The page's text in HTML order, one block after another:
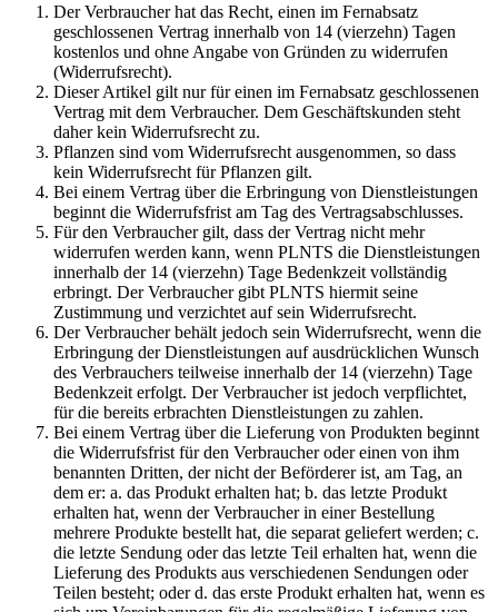
Der Verbraucher hat das Recht, einen im Fernabsatz
geschlossenen Vertrag innerhalb von 14 (vierzehn) Tagen
kostenlos und ohne Angabe von Gründen zu widerrufen
(Widerrufsrecht).
Dieser Artikel gilt nur für einen im Fernabsatz geschlossenen
Vertrag mit dem Verbraucher. Dem Geschäftskunden steht
daher kein Widerrufsrecht zu.
Pflanzen sind vom Widerrufsrecht ausgenommen, so dass
kein Widerrufsrecht für Pflanzen gilt.
Bei einem Vertrag über die Erbringung von Dienstleistungen
beginnt die Widerrufsfrist am Tag des Vertragsabschlusses.
Für den Verbraucher gilt, dass der Vertrag nicht mehr
widerrufen werden kann, wenn PLNTS die Dienstleistungen
innerhalb der 14 (vierzehn) Tage Bedenkzeit vollständig
erbringt. Der Verbraucher gibt PLNTS hiermit seine
Zustimmung und verzichtet auf sein Widerrufsrecht.
Der Verbraucher behält jedoch sein Widerrufsrecht, wenn die
Erbringung der Dienstleistungen auf ausdrücklichen Wunsch
des Verbrauchers teilweise innerhalb der 14 (vierzehn) Tage
Bedenkzeit erfolgt. Der Verbraucher ist jedoch verpflichtet,
für die bereits erbrachten Dienstleistungen zu zahlen.
Bei einem Vertrag über die Lieferung von Produkten beginnt
die Widerrufsfrist für den Verbraucher oder einen von ihm
benannten Dritten, der nicht der Beförderer ist, am Tag, an
dem er: a. das Produkt erhalten hat; b. das letzte Produkt
erhalten hat, wenn der Verbraucher in einer Bestellung
mehrere Produkte bestellt hat, die separat geliefert werden; c.
die letzte Sendung oder das letzte Teil erhalten hat, wenn die
Lieferung des Produkts aus verschiedenen Sendungen oder
Teilen besteht; oder d. das erste Produkt erhalten hat, wenn es